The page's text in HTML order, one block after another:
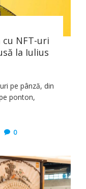
NFT-uri
la Iulius
pe pânză, din
ponton,
0